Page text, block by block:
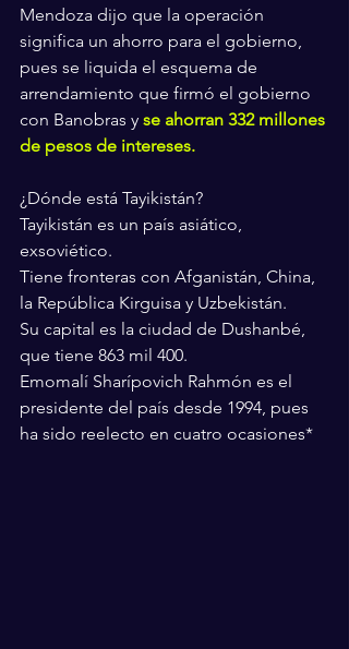
Mendoza dijo que la operación
significa un ahorro para el gobierno,
pues se liquida el esquema de
arrendamiento que firmó el gobierno
con Banobras y se ahorran 332 millones
de pesos de intereses.
¿Dónde está Tayikistán?
Tayikistán es un país asiático,
exsoviético.
Tiene fronteras con Afganistán, China,
la República Kirguisa y Uzbekistán.
Su capital es la ciudad de Dushanbé,
que tiene 863 mil 400.
Emomalí Sharípovich Rahmón es el
presidente del país desde 1994, pues
ha sido reelecto en cuatro ocasiones*